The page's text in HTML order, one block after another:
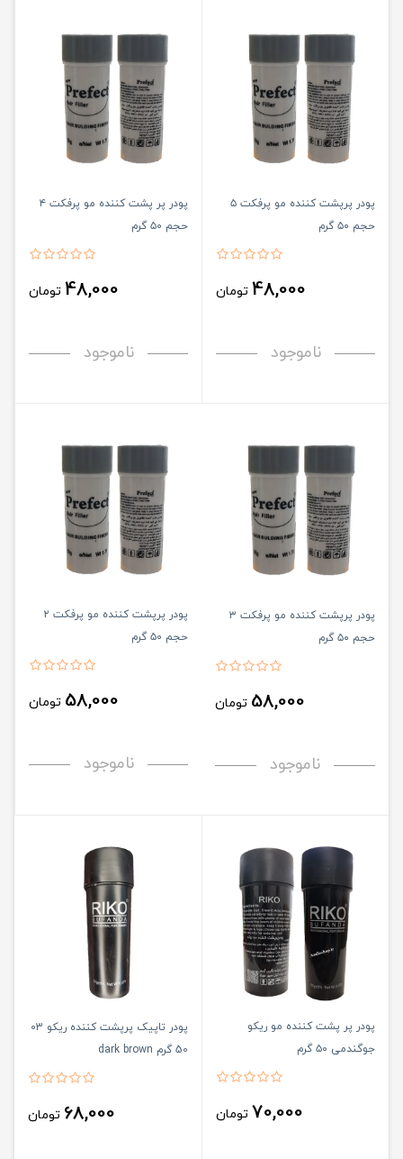
پودر پرپشت کننده مو پرفکت ۵
حجم ۵۰ گرم
48,000 تومان
ناموجود
پودر پر پشت کننده مو پرفکت ۴
حجم ۵۰ گرم
48,000 تومان
ناموجود
پودر پرپشت کننده مو پرفکت ۳
حجم ۵۰ گرم
58,000 تومان
ناموجود
پودر پرپشت کننده مو پرفکت ۲
حجم ۵۰ گرم
58,000 تومان
ناموجود
پودر پر پشت کننده مو ریکو
جوگندمی ۵۰ گرم
70,000 تومان
پودر تاپیک پرپشت کننده ریکو 03
50 گرم dark brown
68,000 تومان